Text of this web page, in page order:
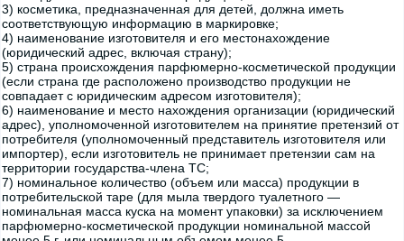
3) косметика, предназначенная для детей, должна иметь
соответствующую информацию в маркировке;
4) наименование изготовителя и его местонахождение
(юридический адрес, включая страну);
5) страна происхождения парфюмерно-косметической продукции
(если страна где расположено производство продукции не
совпадает с юридическим адресом изготовителя);
6) наименование и место нахождения организации (юридический
адрес), уполномоченной изготовителем на принятие претензий от
потребителя (уполномоченный представитель изготовителя или
импортер), если изготовитель не принимает претензии сам на
территории государства-члена ТС;
7) номинальное количество (объем или масса) продукции в
потребительской таре (для мыла твердого туалетного —
номинальная масса куска на момент упаковки) за исключением
парфюмерно-косметической продукции номинальной массой